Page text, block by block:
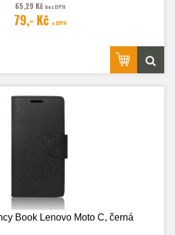
65,29 Kč bez DPH
79,- Kč s DPH
Book Lenovo Moto C, černá